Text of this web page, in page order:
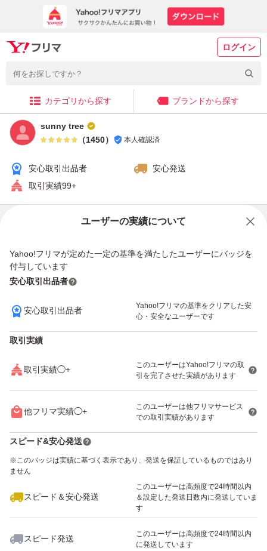
ログイン
カテゴリから探す ブランドから探す
sunny tree
（1450） 本人確認済
安心取引出品者
安心発送
取引実績99+
ユーザーの実績について
Yahoo!フリマが定めた一定の基準を満たしたユーザーにバッジを
付与しています
安心取引出品者
安心取引出品者
Yahoo!フリマの基準をクリアした安
心・安全なユーザーです
取引実績
取引実績◯+
このユーザーはYahoo!フリマの取
引を完了させた実績があります
他フリマ実績◯+
このユーザーは他フリマサービス
での取引実績があります
スピード&安心発送
※このバッジは実績に基づく表示であり、発送を保証しているものではあり
ません
スピード＆安心発送
このユーザーは高頻度で24時間以内
＆設定した発送日数内に発送していま
す
スピード発送
このユーザーは高頻度で24時間以内
に発送しています
1,800円 いいね！
2,000円
6,200 いいね！
2,500 円
1,560円 いいね！
1,500 いいね！
5,200円